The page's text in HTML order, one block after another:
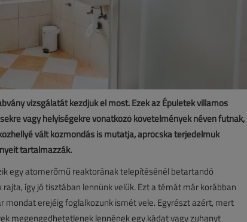
vizsgálatát kezdjük el most. Ezek az Épületek villamos
vagy helyiségekre vonatkozó követelmények néven futnak,
vált közmondás is mutatja, aprócska terjedelmük
tartalmazzák.
egy atomerőmű reaktorának telepítésénél betartandó
így jó tisztában lennünk velük. Ezt a témát már korábban
mondat erejéig foglalkozunk ismét vele. Egyrészt azért, mert
megengedhetetlenek lennének egy kádat vagy zuhanyt